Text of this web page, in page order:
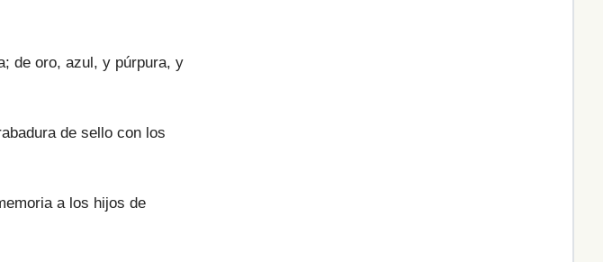
de oro, azul, y púrpura, y
de sello con los
a los hijos de